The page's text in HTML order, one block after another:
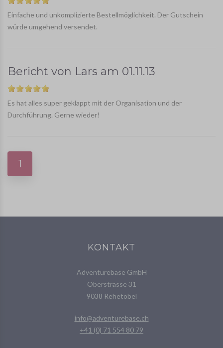
Einfache und unkomplizierte Bestellmöglichkeit. Der Gutschein
würde umgehend versendet.
Bericht von Lars am 01.11.13
Es hat alles super geklappt mit der Organisation und der
Durchführung. Gerne wieder!
1
KONTAKT
Adventurebase GmbH
Oberstrasse 31
9038 Rehetobel
info@adventurebase.ch
+41 (0) 71 554 80 79